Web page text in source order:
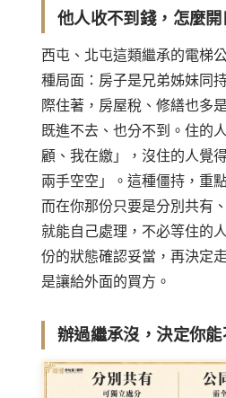
他人收不到錢，怎麼開
西屯、北屯這類繼承的電梯
種局面：房子是兄弟姊妹同
際住著，房屋稅、修繕也多
既進不去、也分不到。住的
顧、我在繳」，沒住的人覺
兩手空空」。這種僵持，重
而在你那份只要是分別共有
就能自己處理，不必等住的
份的狀態確認妥當，再決定
是讓給外面的買方。
辦過繼承沒，決定你能